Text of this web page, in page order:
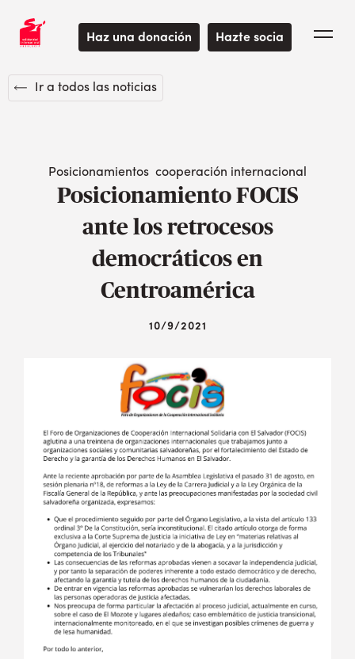
Haz una donación Hazte socia
Ir a todos las noticias
Posicionamientos cooperación internacional
Posicionamiento FOCIS
ante los retrocesos
democráticos en
Centroamérica
10/9/2021